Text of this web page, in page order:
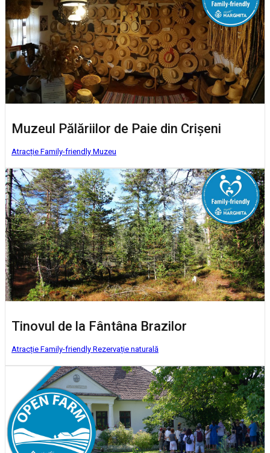
Muzeul Pălăriilor de Paie din Crișeni
Atracție Family-friendly Muzeu
Tinovul de la Fântâna Brazilor
Atracție Family-friendly Rezervație naturală